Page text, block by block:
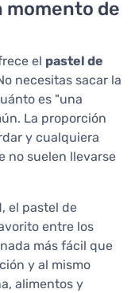
momento de
el pastel de
necesitas sacar la
es "una
La proporción
y cualquiera
no suelen llevarse
el pastel de
entre los
más fácil que
y al mismo
alimentos y